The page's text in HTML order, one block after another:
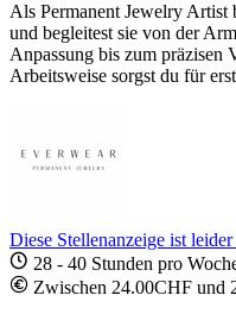
Als Permanent Jewelry Artist
und begleitest sie von der
Anpassung bis zum präzisen
Arbeitsweise sorgst du für
Diese Stellenanzeige ist
28 - 40 Stunden pro
Zwischen 24.00CHF und